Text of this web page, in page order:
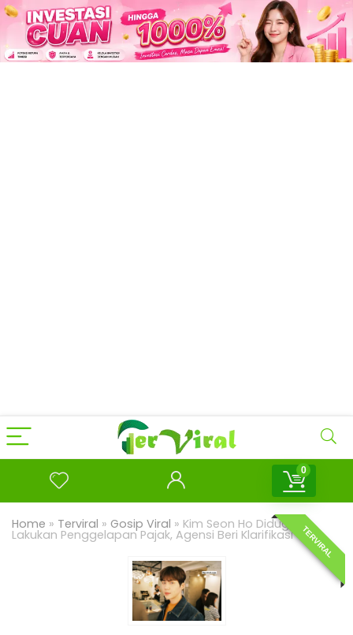
0
Home » Terviral » Gosip Viral » Kim Seon Ho Diduga
Lakukan Penggelapan Pajak, Agensi Beri Klarifikasi TERVIRAL